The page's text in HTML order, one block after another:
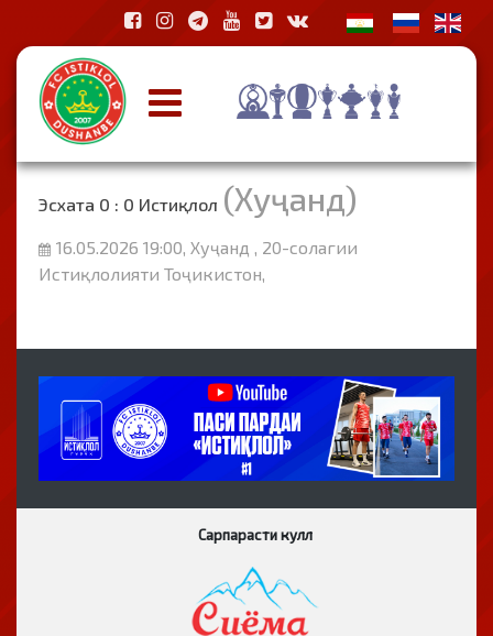
Эсхата 0 : 0 Истиқлол (Хуҷанд)
16.05.2026 19:00, Хуҷанд , 20-солагии
Истиқлолияти Тоҷикистон,
Сарпарасти кулл